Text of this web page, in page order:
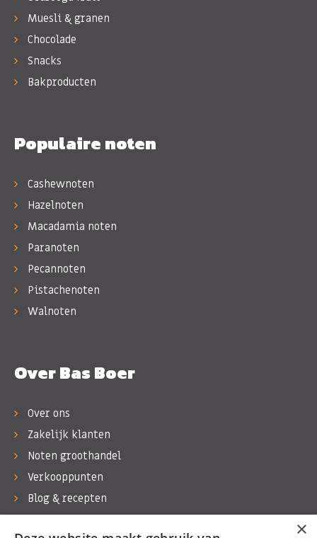
Muesli & granen
Chocolade
Snacks
Bakproducten
Populaire noten
Cashewnoten
Hazelnoten
Macadamia noten
Paranoten
Pecannoten
Pistachenoten
Walnoten
Over Bas Boer
Over ons
Zakelijk klanten
Noten groothandel
Verkooppunten
Blog & recepten
Werken bij Bas Boer Noten
×